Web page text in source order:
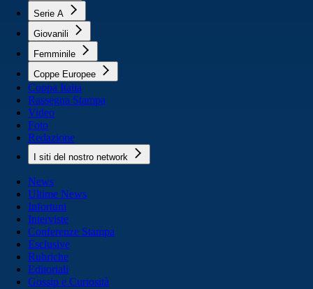
Serie A
Giovanili
Femminile
Coppe Europee
Coppa Italia
Rassegna Stampa
Video
Foto
Redazione
I siti del nostro network
News
Ultime News
Infortuni
Interviste
Conferenze Stampa
Esclusive
Rubriche
Editoriali
Gossip e Curiosità